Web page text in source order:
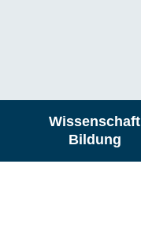
Wissenschaft
Bildung